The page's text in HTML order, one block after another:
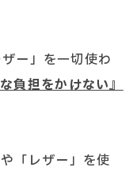
ー」を一切使わ
負担をかけない』
「レザー」を使